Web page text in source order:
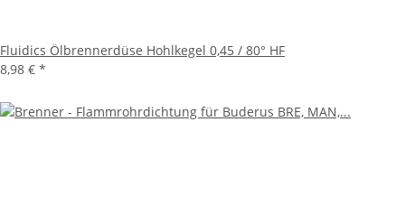
Fluidics Ölbrennerdüse Hohlkegel 0,45 / 80° HF
8,98 € *